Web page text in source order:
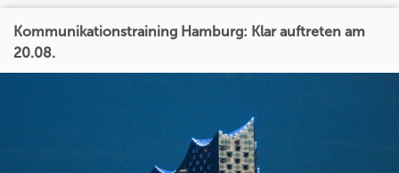
Kommunikationstraining Hamburg: Klar auftreten am
20.08.